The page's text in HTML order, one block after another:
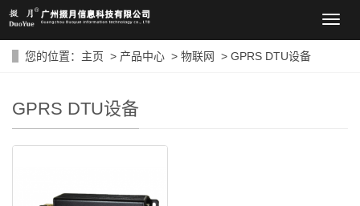
导
您的位置： 主页 > 产品中心 > 物联网 > GPRS DTU设备
GPRS DTU设备